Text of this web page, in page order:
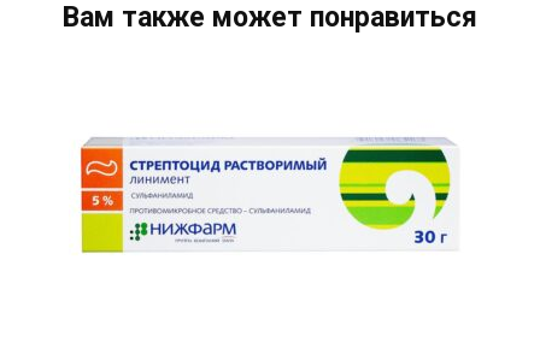
Вам также может понравиться